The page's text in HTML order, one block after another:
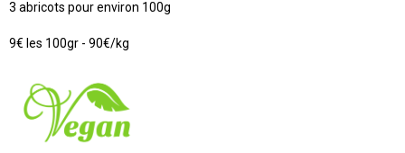
3 abricots pour environ 100g
9€ les 100gr - 90€/kg